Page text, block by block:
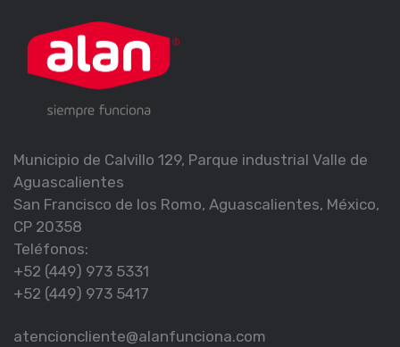
Municipio de Calvillo 129, Parque industrial Valle de
Aguascalientes
San Francisco de los Romo, Aguascalientes, México,
CP 20358
Teléfonos:
+52 (449) 973 5331
+52 (449) 973 5417
atencioncliente@alanfunciona.com